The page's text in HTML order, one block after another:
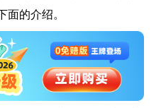
面的介绍。